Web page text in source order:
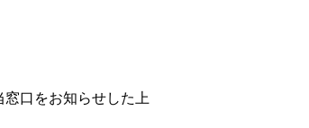
口をお知らせした上